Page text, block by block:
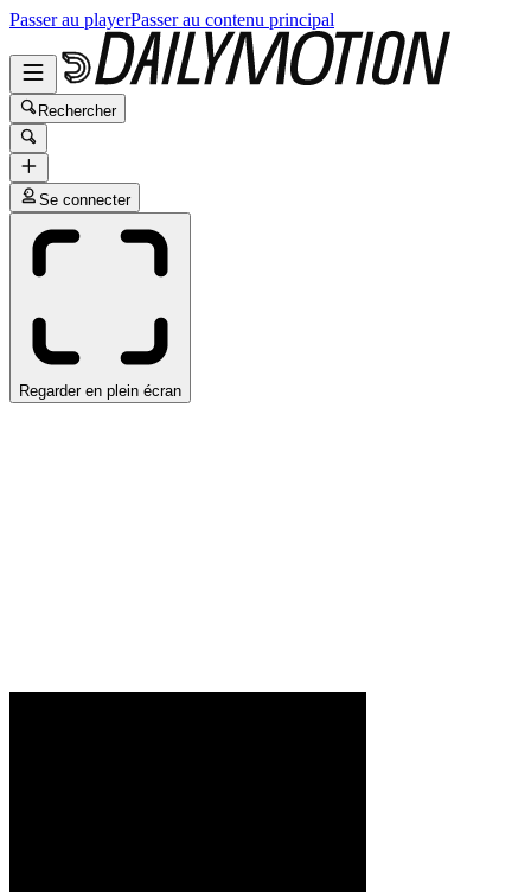
Passer au playerPasser au contenu principal
Rechercher
Se connecter
Regarder en plein écran